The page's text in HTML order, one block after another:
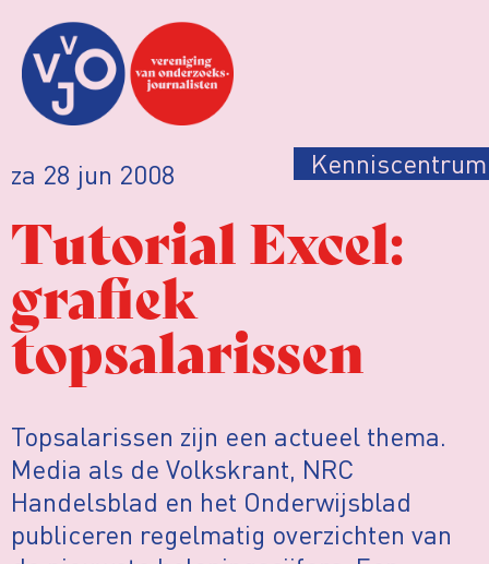
za 28 jun 2008 Kenniscentrum
Tutorial Excel:
grafiek
topsalarissen
Topsalarissen zijn een actueel thema.
Media als de Volkskrant, NRC
Handelsblad en het Onderwijsblad
publiceren regelmatig overzichten van